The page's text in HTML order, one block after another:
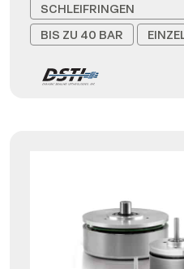
SCHLEIFRINGEN
BIS ZU 40 BAR